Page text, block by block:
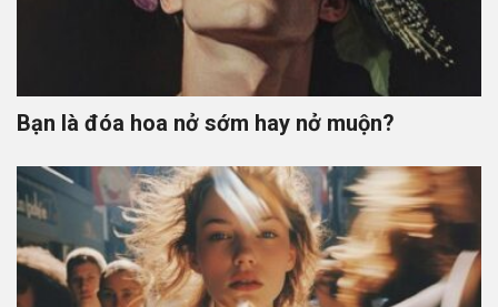
Bạn là đóa hoa nở sớm hay nở muộn?